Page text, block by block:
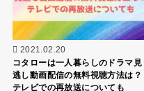
2021.02.20
コタローは一人暮らしのドラマ見
逃し動画配信の無料視聴方法は？
テレビでの再放送についても